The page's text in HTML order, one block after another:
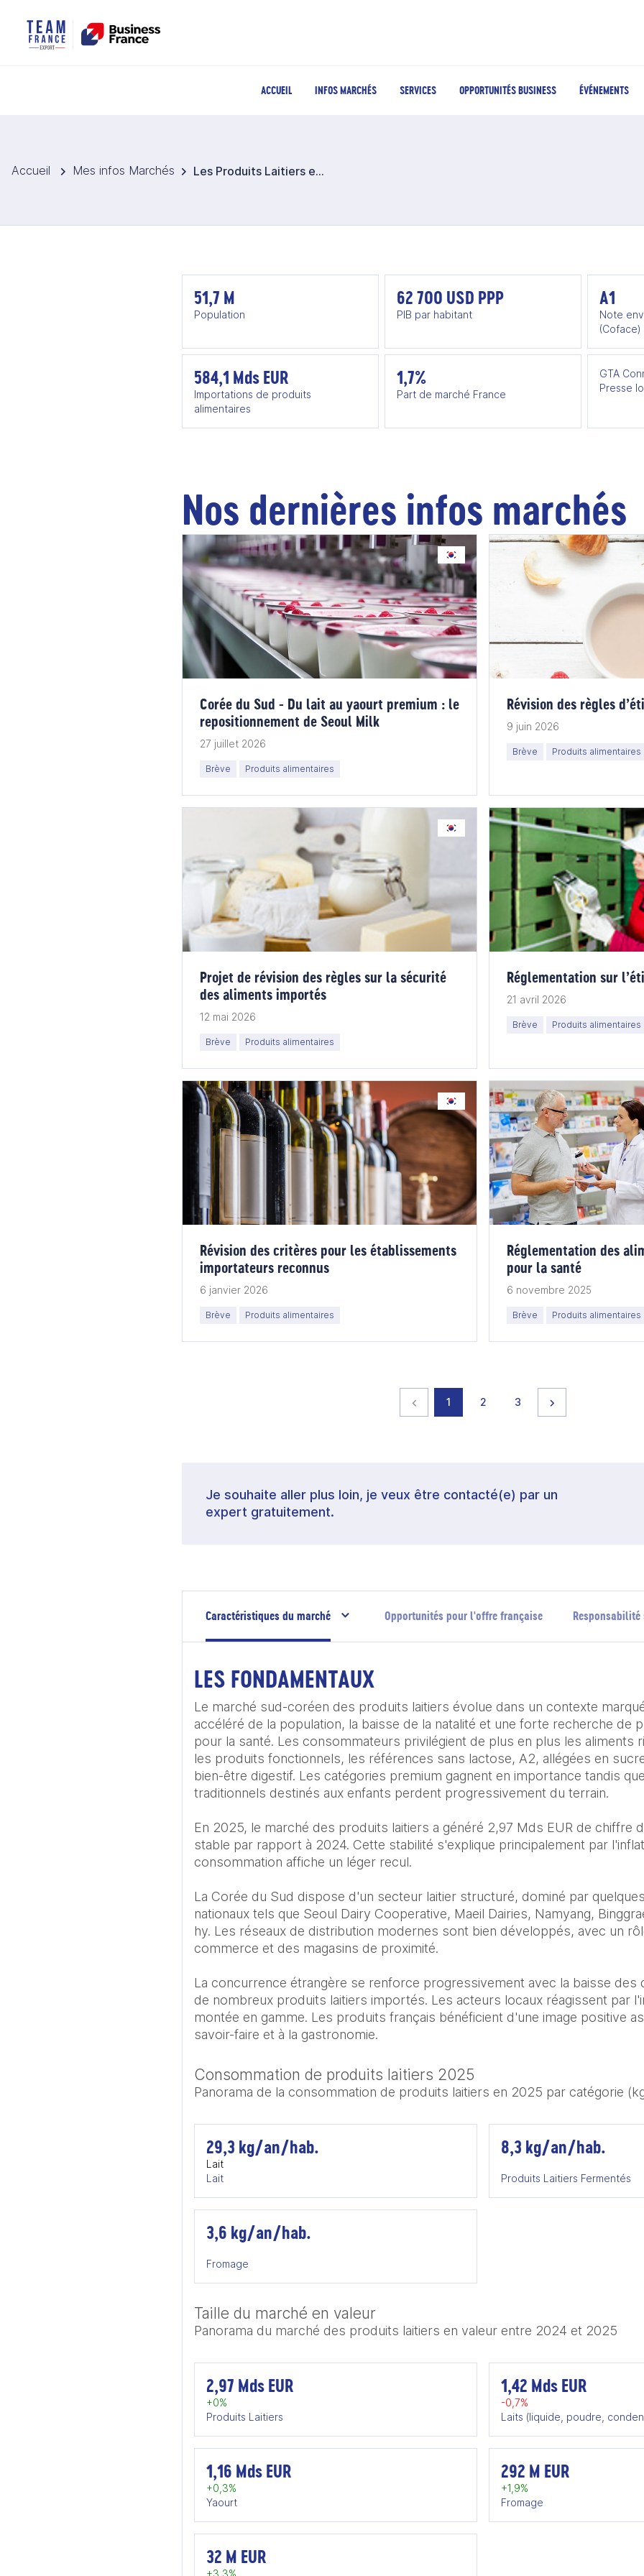
ACCUEIL INFOS MARCHÉS SERVICES OPPORTUNITÉS BUSINESS ÉVÉNEMENTS
Accueil Mes infos Marchés Les Produits Laitiers en Corée du Sud
51,7 M
Population
62 700 USD PPP
PIB par habitant
A1
Note
(Coface)
584,1 Mds EUR
Importations de produits
alimentaires
1,7%
Part de marché France
GTA
Presse
Nos dernières infos marchés
Corée du Sud - Du lait au yaourt premium : le
repositionnement de Seoul Milk
27 juillet 2026
Brève Produits alimentaires
Révision des règles
9 juin 2026
Brève Produits alimentaires
Projet de révision des règles sur la sécurité
des aliments importés
12 mai 2026
Brève Produits alimentaires
Réglementation sur
21 avril 2026
Brève Produits alimentaires
Révision des critères pour les établissements
importateurs reconnus
6 janvier 2026
Brève Produits alimentaires
Réglementation des
pour la santé
6 novembre 2025
Brève Produits alimentaires
Page précédente
page
1 page
2 page
3
Je souhaite aller plus loin, je veux être contacté(e) par un
expert gratuitement.
Caractéristiques du marché Opportunités pour l'offre française
LES FONDAMENTAUX
Le marché sud-coréen des produits laitiers évolue dans un contexte
accéléré de la population, la baisse de la natalité et une forte recherche de
pour la santé. Les consommateurs privilégient de plus en plus les aliments
les produits fonctionnels, les références sans lactose, A2, allégées en
bien-être digestif. Les catégories premium gagnent en importance tandis
traditionnels destinés aux enfants perdent progressivement du terrain.
En 2025, le marché des produits laitiers a généré 2,97 Mds EUR de chiffre
stable par rapport à 2024. Cette stabilité s'explique principalement par
consommation affiche un léger recul.
La Corée du Sud dispose d'un secteur laitier structuré, dominé par
nationaux tels que Seoul Dairy Cooperative, Maeil Dairies, Namyang,
hy. Les réseaux de distribution modernes sont bien développés, avec un
commerce et des magasins de proximité.
La concurrence étrangère se renforce progressivement avec la baisse des
de nombreux produits laitiers importés. Les acteurs locaux réagissent par
montée en gamme. Les produits français bénéficient d'une image positive
savoir-faire et à la gastronomie.
Consommation de produits laitiers 2025
Panorama de la consommation de produits laitiers en 2025 par catégorie
29,3 kg/an/hab.
Lait
Lait
8,3 kg/an/hab.
Produits Laitiers Fermentés
3,6 kg/an/hab.
Fromage
Taille du marché en valeur
Panorama du marché des produits laitiers en valeur entre 2024 et 2025
2,97 Mds EUR
+0%
Produits Laitiers
1,42 Mds EUR
-0,7%
Laits (liquide, poudre,
1,16 Mds EUR
+0,3%
Yaourt
292 M EUR
+1,9%
Fromage
32 M EUR
+3,3%